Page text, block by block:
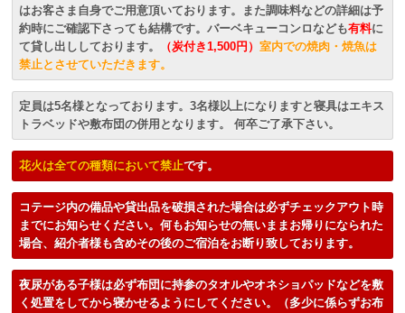
はお客さま自身でご用意頂いております。また調味料などの詳細は予
約時にご確認下さっても結構です。バーベキューコンロなども有料に
て貸し出ししております。
（炭付き1,500円）室内での焼肉・焼魚は
禁止とさせていただきます。
定員は5名様となっております。3名様以上になりますと寝具はエキス
トラベッドや敷布団の併用となります。 何卒ご了承下さい。
花火は全ての種類において禁止です。
コテージ内の備品や貸出品を破損された場合は必ずチェックアウト時
までにお知らせください。何もお知らせの無いままお帰りになられた
場合、紹介者様も含めその後のご宿泊をお断り致しております。
夜尿がある子様は必ず布団に持参のタオルやオネショパッドなどを敷
く処置をしてから寝かせるようにしてください。（多少に係らずお布